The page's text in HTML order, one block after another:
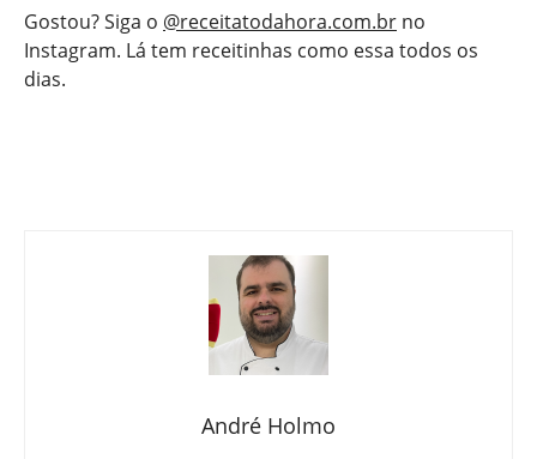
Gostou? Siga o @receitatodahora.com.br no
Instagram. Lá tem receitinhas como essa todos os
dias.
André Holmo